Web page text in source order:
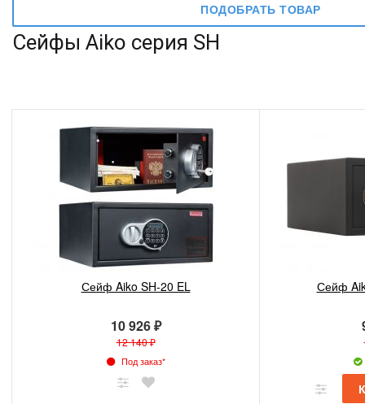
ПОДОБРАТЬ ТОВАР
Сейфы Aiko серия SH
Сейф Aiko SH-20 EL
10 926 ₽
12 140 ₽
Под заказ*
Сейф